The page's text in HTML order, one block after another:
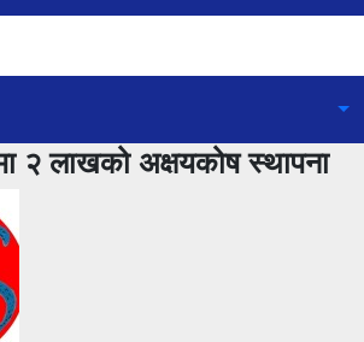
२ लाखको अक्षयकोष स्थापना